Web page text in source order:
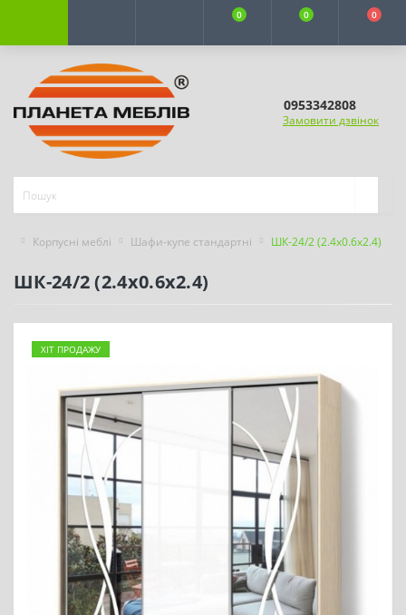
0 0 0
0953342808
Замовити дзвінок
Корпусні меблі Шафи-купе стандартні ШК-24/2 (2.4х0.6х2.4)
ШК-24/2 (2.4х0.6х2.4)
ХІТ ПРОДАЖУ